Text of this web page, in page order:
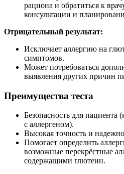
рациона и обратиться к
консультации и
Отрицательный результат:
Исключает аллергию на
симптомов.
Может потребоваться
выявления других причин
Преимущества теста
Безопасность для пациента
с аллергеном).
Высокая точность и
Помогает определить
возможные перекрёстные
содержащими глютеин.